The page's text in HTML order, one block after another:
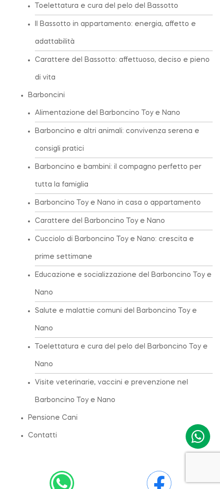
Toelettatura e cura del pelo del Bassotto
Il Bassotto in appartamento: energia, affetto e
adattabilità
Carattere del Bassotto: affettuoso, deciso e pieno
di vita
Barboncini
Alimentazione del Barboncino Toy e Nano
Barboncino e altri animali: convivenza serena e
consigli pratici
Barboncino e bambini: il compagno perfetto per
tutta la famiglia
Barboncino Toy e Nano in casa o appartamento
Carattere del Barboncino Toy e Nano
Cucciolo di Barboncino Toy e Nano: crescita e
prime settimane
Educazione e socializzazione del Barboncino Toy e
Nano
Salute e malattie comuni del Barboncino Toy e
Nano
Toelettatura e cura del pelo del Barboncino Toy e
Nano
Visite veterinarie, vaccini e prevenzione nel
Barboncino Toy e Nano
Pensione Cani
Contatti